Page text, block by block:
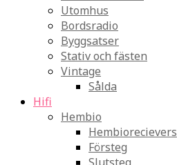
Utomhus
Bordsradio
Byggsatser
Stativ och fästen
Vintage
Sålda
Hifi
Hembio
Hembiorecievers
Försteg